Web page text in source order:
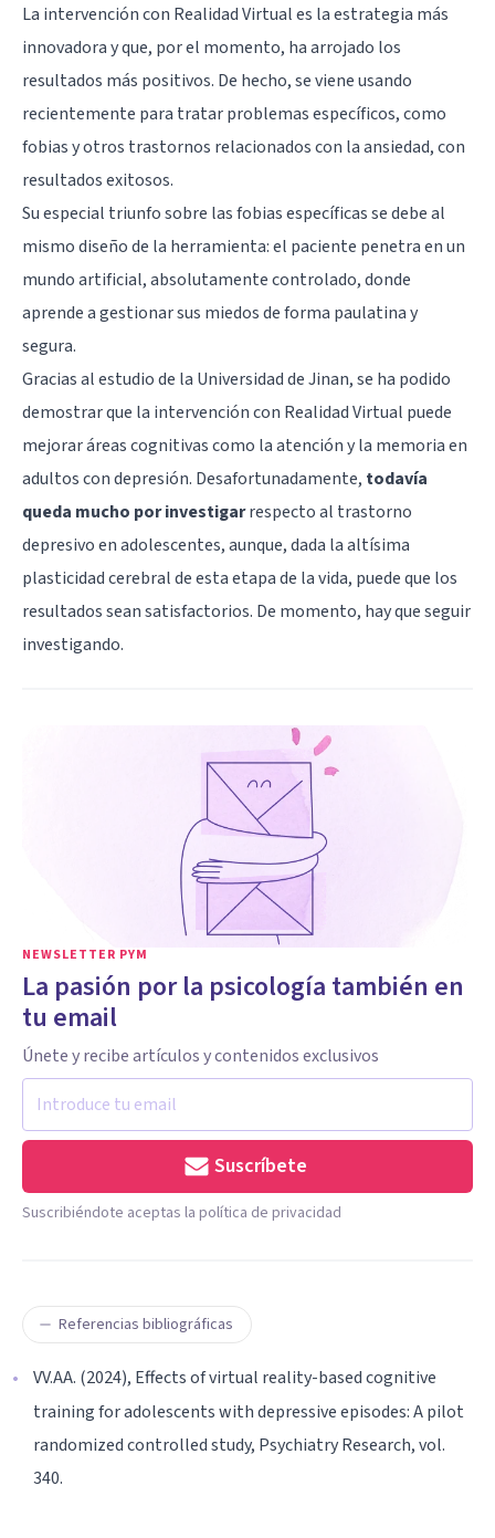
La intervención con Realidad Virtual es la estrategia más
innovadora y que, por el momento, ha arrojado los
resultados más positivos. De hecho, se viene usando
recientemente para tratar problemas específicos, como
fobias y otros trastornos relacionados con la ansiedad, con
resultados exitosos.
Su especial triunfo sobre las fobias específicas se debe al
mismo diseño de la herramienta: el paciente penetra en un
mundo artificial, absolutamente controlado, donde
aprende a gestionar sus miedos de forma paulatina y
segura.
Gracias al estudio de la Universidad de Jinan, se ha podido
demostrar que la intervención con Realidad Virtual puede
mejorar áreas cognitivas como la atención y la memoria en
adultos con depresión. Desafortunadamente, todavía
queda mucho por investigarrespecto al trastorno
depresivo en adolescentes, aunque, dada la altísima
plasticidad cerebral de esta etapa de la vida, puede que los
resultados sean satisfactorios. De momento, hay que seguir
investigando.
NEWSLETTER PYM
La pasión por la psicología también en
tu email
Únete y recibe artículos y contenidos exclusivos
Suscríbete
Suscribiéndote aceptas la política de privacidad
Referencias bibliográficas
VV.AA. (2024), Effects of virtual reality-based cognitive
training for adolescents with depressive episodes: A pilot
randomized controlled study, Psychiatry Research, vol.
340.